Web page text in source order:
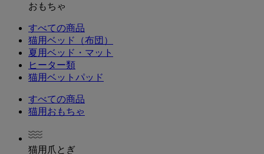
おもちゃ
すべての商品
猫用ベッド（布団）
夏用ベッド・マット
ヒーター類
猫用ベットパッド
すべての商品
猫用おもちゃ
猫用爪とぎ